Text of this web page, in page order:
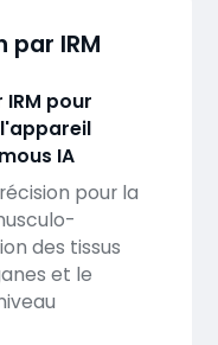
IRM
pour
IA
pour la
des tissus
et le